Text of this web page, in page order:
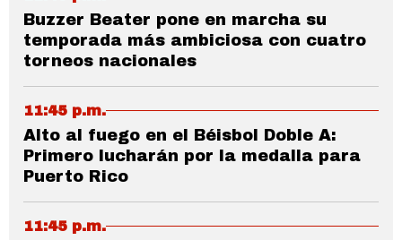
Buzzer Beater pone en marcha su
temporada más ambiciosa con cuatro
torneos nacionales
11:45 p.m.
Alto al fuego en el Béisbol Doble A:
Primero lucharán por la medalla para
Puerto Rico
11:45 p.m.